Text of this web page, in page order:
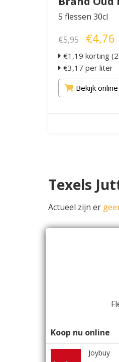
5 flessen 30cl
€5,95 €4,76
€1,19 korting
€3,17 per liter
Bekijk online
Texels
Actueel zijn er
Koop nu online
Joybuy